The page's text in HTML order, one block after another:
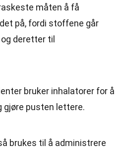
måten å få
på, fordi stoffene går
deretter til
bruker inhalatorer for å
gjøre pusten lettere.
brukes til å administrere